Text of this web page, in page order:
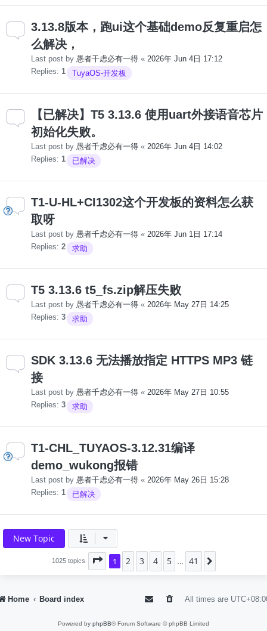
3.13.8版本，跑ui这个基础demo反复重启怎
么解决，
Last post by 愚者千虑必有一得 « 2026年 Jun 4日 17:12
Replies: 1 TuyaOS-开发板
【已解决】T5 3.13.6 使用uart外接语音芯片
初始化失败。
Last post by 愚者千虑必有一得 « 2026年 Jun 4日 14:02
Replies: 1 已解决
T1-U-HL+CI1302这个开发板的资料怎么获
取呀
Last post by 愚者千虑必有一得 « 2026年 Jun 1日 17:14
Replies: 2 求助
T5 3.13.6 t5_fs.zip解压失败
Last post by 愚者千虑必有一得 « 2026年 May 27日 14:25
Replies: 3 求助
SDK 3.13.6 无法播放指定 HTTPS MP3 链
接
Last post by 愚者千虑必有一得 « 2026年 May 27日 10:55
Replies: 3 求助
T1-CHL_TUYAOS-3.12.31编译
demo_wukong报错
Last post by 愚者千虑必有一得 « 2026年 May 26日 15:28
Replies: 1 已解决
New Topic
1025 topics Page 1of41
1 2 3 4 5 41
Home Board index All times are
Powered by phpBB® Forum Software © phpBB Limited